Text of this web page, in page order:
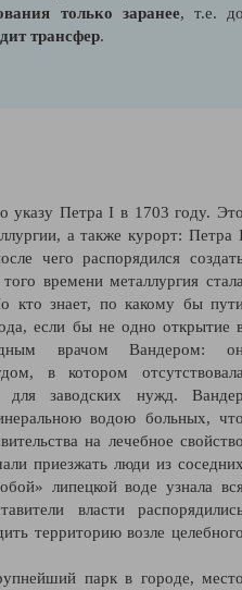
только заранее, т.е.
трансфер.
указу Петра I в 1703 году.
а также курорт: Петра
чего распорядился
времени металлургия
кто знает, по какому бы
если бы не одно открытие
врачом Вандером:
в котором
для заводских нужд.
водою больных,
на лечебное
приезжать люди из
липецкой воде узнала
власти
территорию возле
парк в городе,